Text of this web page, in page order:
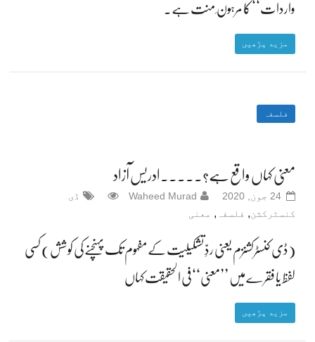
واردات‘‘ کا مرہون ِ منت ہے۔
مزید پڑھیں
فلسفہ
معنی کہاں واقع ہے؟۔۔۔۔۔ادریس آزاد
24 جون, 2020 Waheed Murad
ڈی
کنسٹرکشن , فلسفہ , معنی
(ڈی کنسٹرکشنزم یعنی ردِّ تشکیلیت کے مفہوم تک پہنچنے کی کوشش) کسی
لفظ یا فقرے میں ’’معنی‘‘ فی الحقیقت کہاں
مزید پڑھیں